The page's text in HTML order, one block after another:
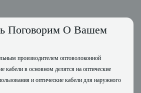
Поговорим О Вашем
производителем оптоволоконной
кабели в основном делятся на оптические
и оптические кабели для наружного